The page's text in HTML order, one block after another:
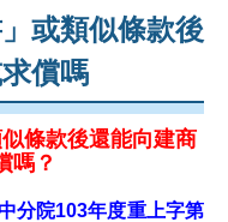
或類似條款後
償嗎
條款後還能向建商
嗎？
分院103年度重上字第